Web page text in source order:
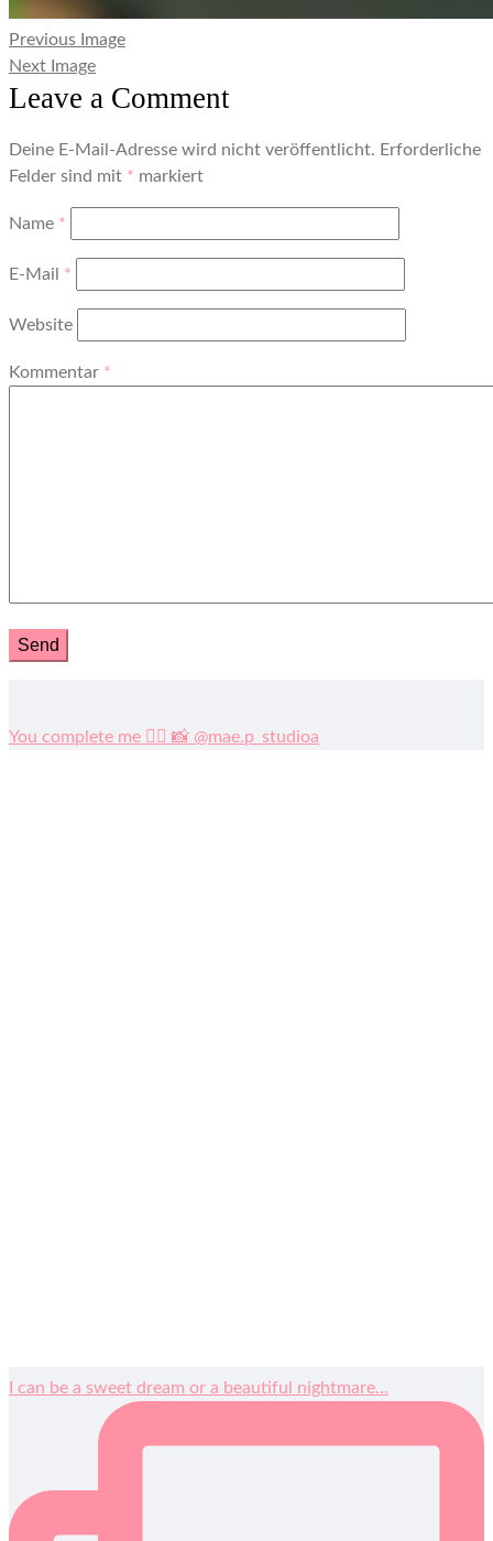
Previous Image
Next Image
Leave a Comment
Deine E-Mail-Adresse wird nicht veröffentlicht. Erforderliche
Felder sind mit * markiert
Name *
E-Mail *
Website
Kommentar *
You complete me ❤️‍🔥 📸 @mae.p_studioa
I can be a sweet dream or a beautiful nightmare…